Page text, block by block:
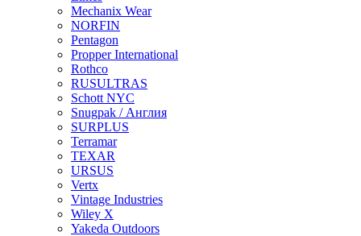
Mechanix Wear
NORFIN
Pentagon
Propper International
Rothco
RUSULTRAS
Schott NYC
Snugpak / Англия
SURPLUS
Terramar
TEXAR
URSUS
Vertx
Vintage Industries
Wiley X
Yakeda Outdoors